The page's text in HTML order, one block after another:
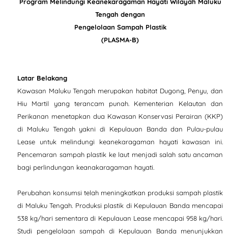
Program Melindungi Keanekaragaman Hayati Wilayah Maluku
Tengah dengan
Pengelolaan Sampah Plastik
(PLASMA-B)
Latar Belakang
Kawasan Maluku Tengah merupakan habitat Dugong, Penyu, dan
Hiu Martil yang terancam punah. Kementerian Kelautan dan
Perikanan menetapkan dua Kawasan Konservasi Perairan (KKP)
di Maluku Tengah yakni di Kepulauan Banda dan Pulau-pulau
Lease untuk melindungi keanekaragaman hayati kawasan ini.
Pencemaran sampah plastik ke laut menjadi salah satu ancaman
bagi perlindungan keanakaragaman hayati.
Perubahan konsumsi telah meningkatkan produksi sampah plastik
di Maluku Tengah. Produksi plastik di Kepulauan Banda mencapai
538 kg/hari sementara di Kepulauan Lease mencapai 958 kg/hari.
Studi pengelolaan sampah di Kepulauan Banda menunjukkan